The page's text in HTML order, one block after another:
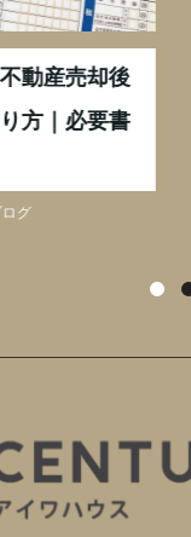
動産売却後
方｜必要書
グ